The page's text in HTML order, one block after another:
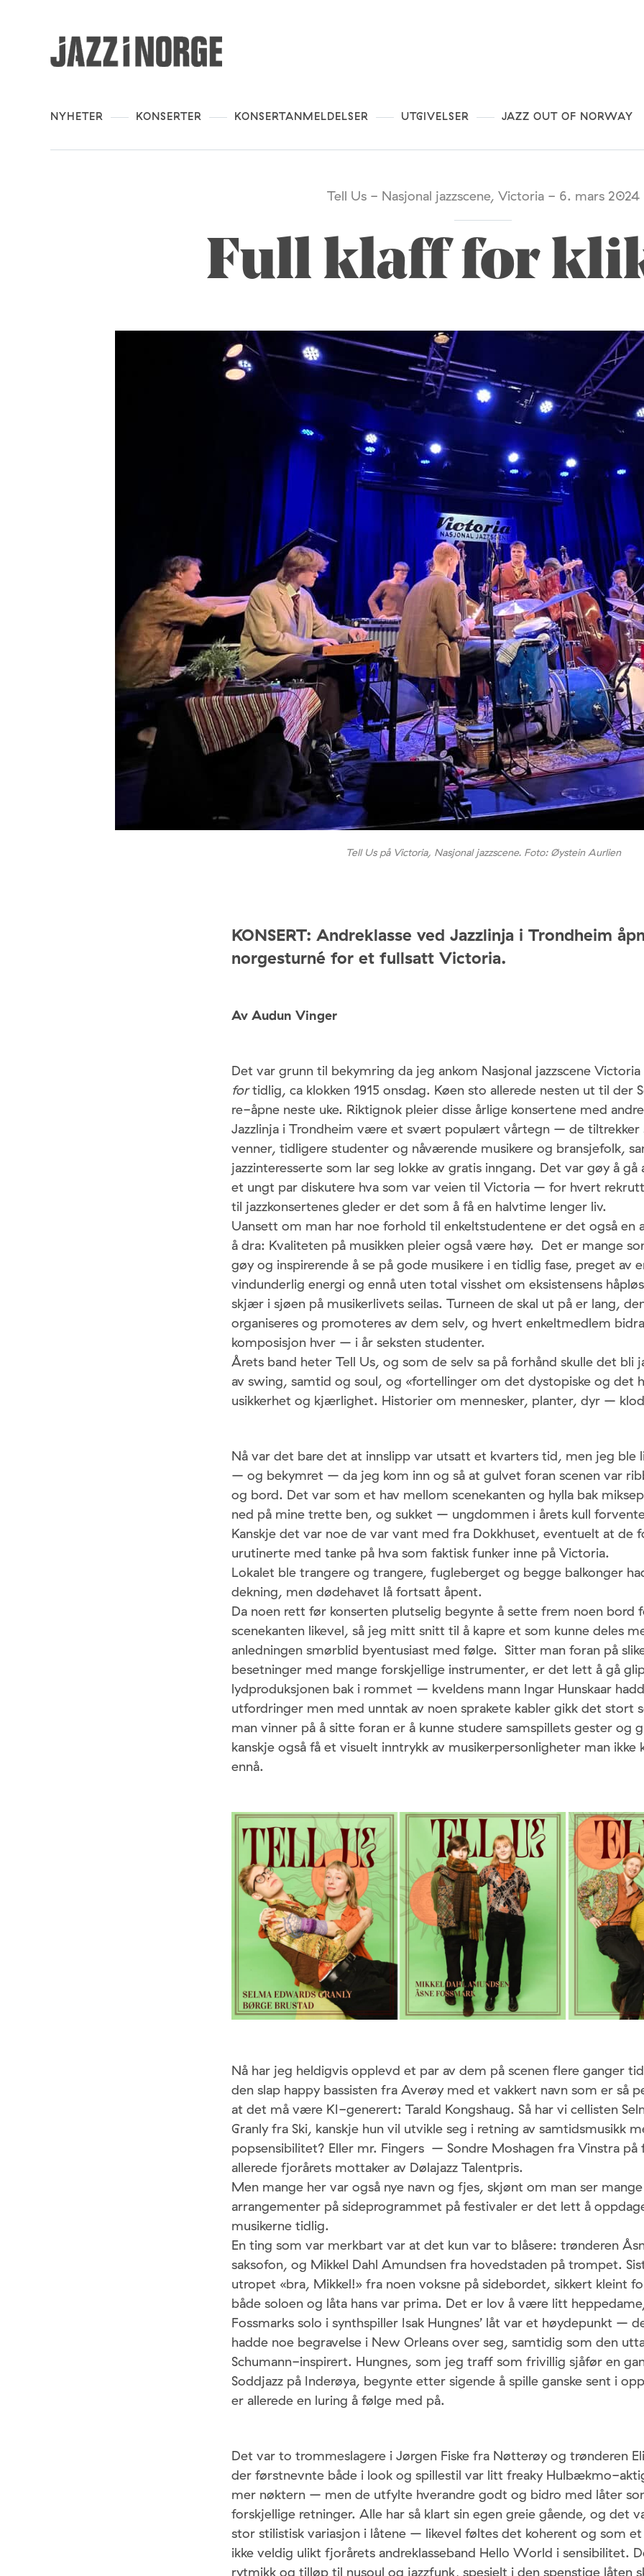
NYHETER KONSERTER KONSERTANMELDELSER UTGIVELSER JAZZ OUT OF NORWAY
Tell Us - Nasjonal jazzscene, Victoria - 6. mars 2024
Full klaff for
Tell Us på Victoria, Nasjonal jazzscene. Foto: Øystein Aurlien
KONSERT: Andreklasse ved Jazzlinja i Trondheim
norgesturné for et fullsatt Victoria.
Av Audun Vinger
Det var grunn til bekymring da jeg ankom Nasjonal jazzscene
fortidlig, ca klokken 1915 onsdag. Køen sto allerede nesten ut til der
re-åpne neste uke. Riktignok pleier disse årlige konsertene med
Jazzlinja i Trondheim være et svært populært vårtegn – de tiltrekker
venner, tidligere studenter og nåværende musikere og bransjefolk,
jazzinteresserte som lar seg lokke av gratis inngang. Det var gøy å gå
et ungt par diskutere hva som var veien til Victoria – for hvert
til jazzkonsertenes gleder er det som å få en halvtime lenger liv.
Uansett om man har noe forhold til enkeltstudentene er det også en
å dra: Kvaliteten på musikken pleier også være høy. Det er mange
gøy og inspirerende å se på gode musikere i en tidlig fase, preget av
vindunderlig energi og ennå uten total visshet om eksistensens
skjær i sjøen på musikerlivets seilas. Turneen de skal ut på er lang,
organiseres og promoteres av dem selv, og hvert enkeltmedlem
komposisjon hver – i år seksten studenter.
Årets band heter Tell Us, og som de selv sa på forhånd skulle det bli
av swing, samtid og soul, og «fortellinger om det dystopiske og det
usikkerhet og kjærlighet. Historier om mennesker, planter, dyr –
Nå var det bare det at innslipp var utsatt et kvarters tid, men jeg ble
– og bekymret – da jeg kom inn og så at gulvet foran scenen var
og bord. Det var som et hav mellom scenekanten og hylla bak
ned på mine trette ben, og sukket – ungdommen i årets kull
Kanskje det var noe de var vant med fra Dokkhuset, eventuelt at de
urutinerte med tanke på hva som faktisk funker inne på Victoria.
Lokalet ble trangere og trangere, fugleberget og begge balkonger
dekning, men dødehavet lå fortsatt åpent.
Da noen rett før konserten plutselig begynte å sette frem noen bord
scenekanten likevel, så jeg mitt snitt til å kapre et som kunne deles
anledningen smørblid byentusiast med følge. Sitter man foran på
besetninger med mange forskjellige instrumenter, er det lett å gå
lydproduksjonen bak i rommet – kveldens mann Ingar Hunskaar
utfordringer men med unntak av noen sprakete kabler gikk det stort
man vinner på å sitte foran er å kunne studere samspillets gester og
kanskje også få et visuelt inntrykk av musikerpersonligheter man ikke
ennå.
Nå har jeg heldigvis opplevd et par av dem på scenen flere ganger
den slap happy bassisten fra Averøy med et vakkert navn som er så
at det må være KI-generert: Tarald Kongshaug. Så har vi cellisten
Granly fra Ski, kanskje hun vil utvikle seg i retning av samtidsmusikk
popsensibilitet? Eller mr. Fingers – Sondre Moshagen fra Vinstra på
allerede fjorårets mottaker av Dølajazz Talentpris.
Men mange her var også nye navn og fjes, skjønt om man ser
arrangementer på sideprogrammet på festivaler er det lett å
musikerne tidlig.
En ting som var merkbart var at det kun var to blåsere: trønderen
saksofon, og Mikkel Dahl Amundsen fra hovedstaden på trompet.
utropet «bra, Mikkel!» fra noen voksne på sidebordet, sikkert kleint
både soloen og låta hans var prima. Det er lov å være litt
Fossmarks solo i synthspiller Isak Hungnes’ låt var et høydepunkt –
hadde noe begravelse i New Orleans over seg, samtidig som den
Schumann-inspirert. Hungnes, som jeg traff som frivillig sjåfør en
Soddjazz på Inderøya, begynte etter sigende å spille ganske sent i
er allerede en luring å følge med på.
Det var to trommeslagere i Jørgen Fiske fra Nøtterøy og trønderen
der førstnevnte både i look og spillestil var litt freaky Hulbækmo-
mer nøktern – men de utfylte hverandre godt og bidro med låter
forskjellige retninger. Alle har så klart sin egen greie gående, og det
stor stilistisk variasjon i låtene – likevel føltes det koherent og som
ikke veldig ulikt fjorårets andreklasseband Hello World i sensibilitet.
rytmikk og tilløp til nusoul og jazzfunk, spesielt i den spenstige låten